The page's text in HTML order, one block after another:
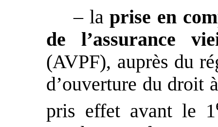
– laprise en
de l’assurance
(AVPF), auprès du
d’ouverture du droit
pris effet avant le 1